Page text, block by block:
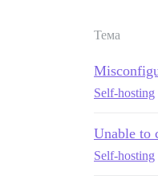
Тема
Self-hosting
Unable to
Self-hosting